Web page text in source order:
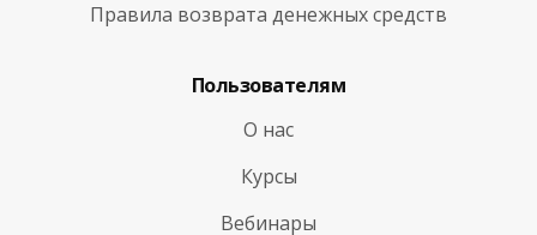
Правила возврата денежных средств
Пользователям
О нас
Курсы
Вебинары